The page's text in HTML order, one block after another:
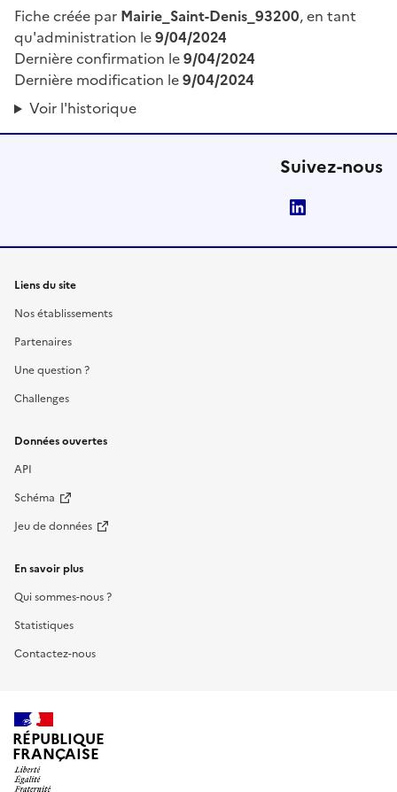
Fiche créée par Mairie_Saint-Denis_93200, en tant
qu'administration le9/04/2024
Dernière confirmation le9/04/2024
Dernière modification le9/04/2024
Voir l'historique
Suivez-nous
Liens du site
Nos établissements
Partenaires
Une question ?
Challenges
Données ouvertes
API
Schéma
Jeu de données
En savoir plus
Qui sommes-nous ?
Statistiques
Contactez-nous
RÉPUBLIQUE
FRANÇAISE